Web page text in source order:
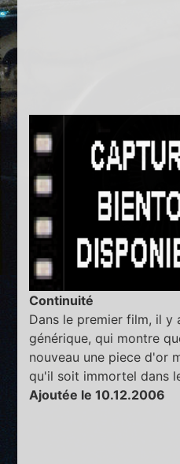
Continuité
Dans le premier film, il y
générique, qui montre
nouveau une piece d'or
qu'il soit immortel dans
Ajoutée le 10.12.2006